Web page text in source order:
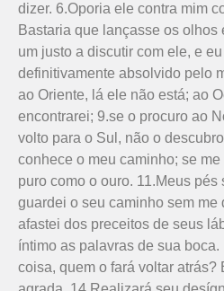
dizer. 6.Oporia ele contra mim
Bastaria que lançasse os olhos
um justo a discutir com ele, e
definitivamente absolvido pelo
ao Oriente, lá ele não está; ao
encontrarei; 9.se o procuro ao
volto para o Sul, não o
conhece o meu caminho; se
puro como o ouro. 11.Meus
guardei o seu caminho sem me
afastei dos preceitos de seus
íntimo as palavras de sua
coisa, quem o fará voltar atrás?